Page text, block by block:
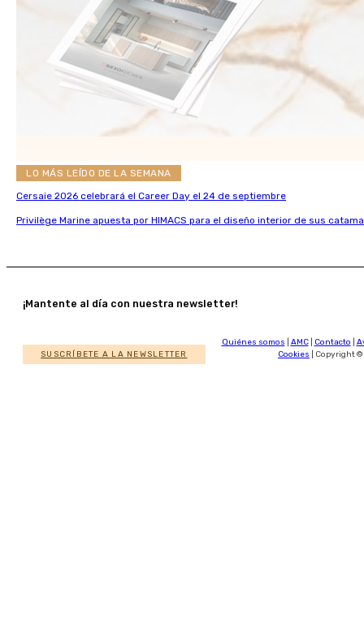
LO MÁS LEÍDO DE LA SEMANA
Cersaie 2026 celebrará el Career Day el 24 de septiembre
Privilège Marine apuesta por HIMACS para el diseño interior de sus
¡Mantente al día con nuestra newsletter!
SUSCRÍBETE A LA NEWSLETTER
Quiénes somos AMC| Contacto
Cookies | Copyright